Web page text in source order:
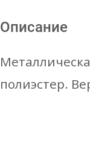
Описание
полиэстер.